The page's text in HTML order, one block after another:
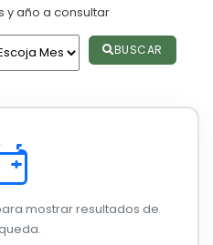
- POA
Y REPORTES
y año a consultar
BUSCAR
mostrar resultados de